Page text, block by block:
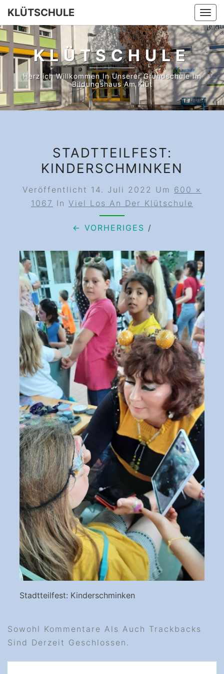
Skip
content
KLÜTSCHULE
KLÜTSCHULE
Herzlich Willkommen In Unserer Grundschule Im
Bildungshaus Am Klüt
STADTTEILFEST:
KINDERSCHMINKEN
Veröffentlicht 14. Juli 2022 Um 600 ×
1067 In Viel Los An Der Klütschule
← VORHERIGES /
Stadtteilfest: Kinderschminken
Sowohl Kommentare Als Auch Trackbacks
Sind Derzeit Geschlossen.